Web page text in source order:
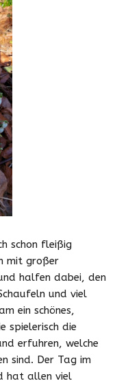
schon fleißig
mit großer
halfen dabei, den
und viel
ein schönes,
spielerisch die
erfuhren, welche
sind. Der Tag im
hat allen viel